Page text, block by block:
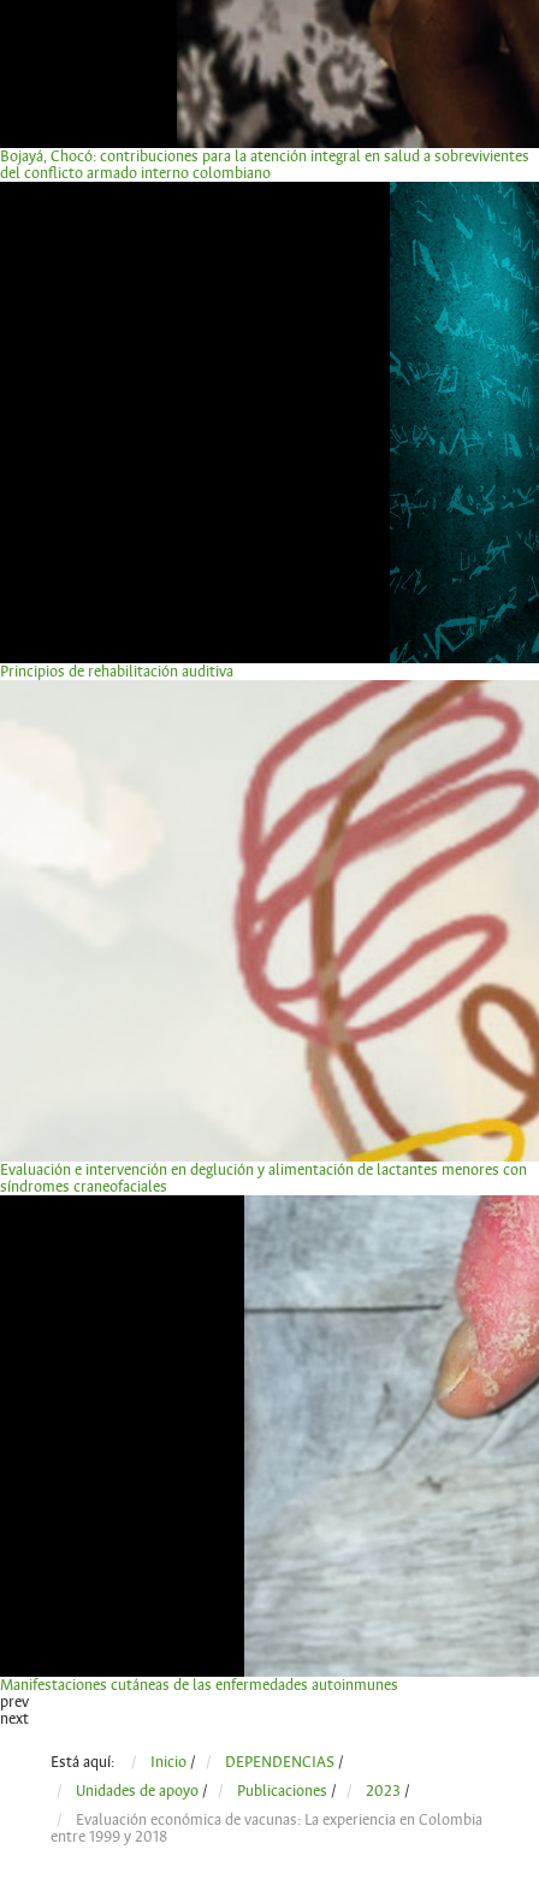
Bojayá, Chocó: contribuciones para la atención integral en salud a sobrevivientes
del conflicto armado interno colombiano
Principios de rehabilitación auditiva
Evaluación e intervención en deglución y alimentación de lactantes menores con
síndromes craneofaciales
Manifestaciones cutáneas de las enfermedades autoinmunes
prev
next
Está aquí: Inicio/ DEPENDENCIAS/
Unidades de apoyo/ Publicaciones / 2023 /
Evaluación económica de vacunas: La experiencia en Colombia
entre 1999 y 2018